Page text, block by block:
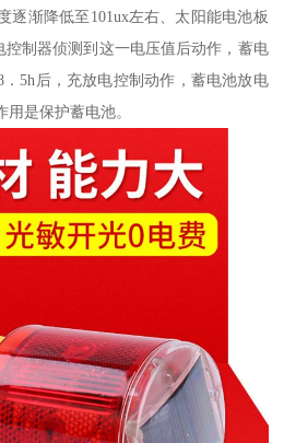
逐渐降低至101ux左右、太阳能电池板
制器侦测到这一电压值后动作，蓄电
5h后，充放电控制动作，蓄电池放电
是保护蓄电池。